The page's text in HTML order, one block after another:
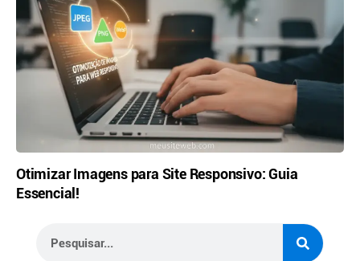
Otimizar Imagens para Site Responsivo: Guia
Essencial!